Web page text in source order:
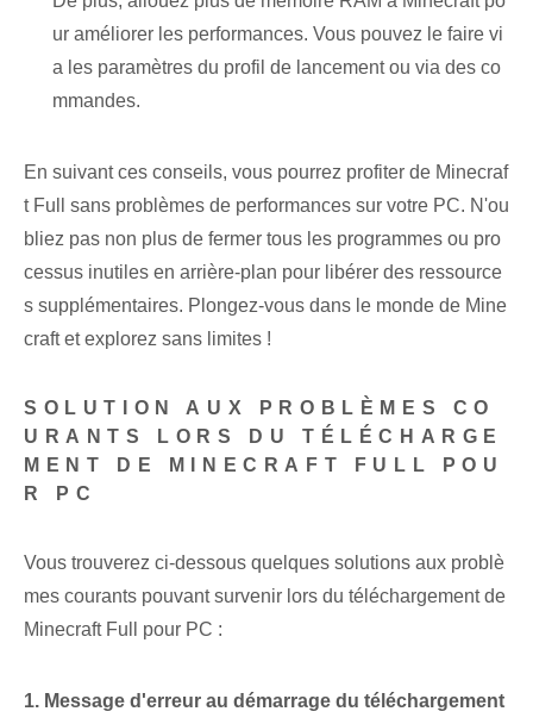
ur améliorer les performances. Vous pouvez le faire vi
a les paramètres du profil de lancement ou via des co
mmandes.
En suivant ces ‌conseils, vous pourrez profiter de ‌Minecraf
t Full sans problèmes de performances sur votre PC. N'ou
bliez pas non plus de fermer tous les programmes ou pro
cessus inutiles en arrière-plan pour libérer des ressource
s supplémentaires. Plongez-vous dans le ⁢monde⁤ de⁤ Mine
craft et⁤ explorez sans limites !
SOLUTION AUX PROBLÈMES CO
URANTS LORS DU TÉLÉCHARGE
MENT DE MINECRAFT FULL POU
R PC
Vous trouverez ci-dessous quelques solutions aux problè
mes courants pouvant survenir lors du téléchargement de
Minecraft Full pour PC :
1. Message d'erreur au démarrage du téléchargement